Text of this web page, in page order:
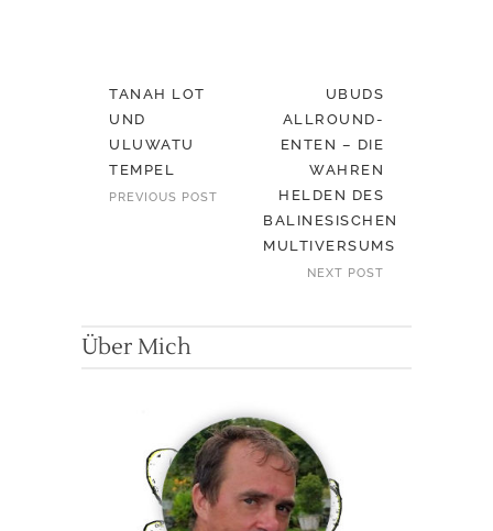
TANAH LOT
UND
ULUWATU
TEMPEL
PREVIOUS POST
UBUDS
ALLROUND-
ENTEN – DIE
WAHREN
HELDEN DES
BALINESISCHEN
MULTIVERSUMS
NEXT POST
Über Mich